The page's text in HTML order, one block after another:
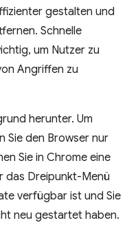
gestalten und
Schnelle
um Nutzer zu
Angriffen zu
herunter. Um
Sie den Browser nur
Sie in Chrome eine
das Dreipunkt-Menü
verfügbar ist und Sie
neu gestartet haben.